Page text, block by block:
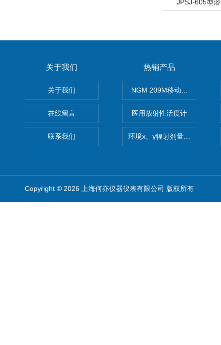
JPSJ-605型
关于我们
关于我们
在线留言
联系我们
热销产品
NGM 209M移动式惰性气体
医用放射性活度计
环境x、γ辐射剂量率仪
Copyright © 2026 上海何亦仪器仪表有限公司 版权所有